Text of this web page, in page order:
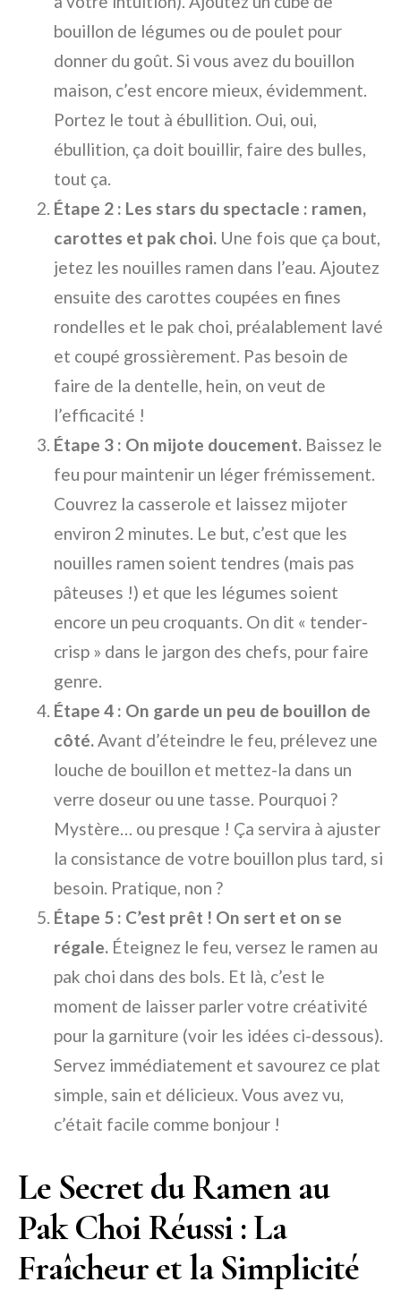
bouillon de légumes ou de poulet pour
donner du goût. Si vous avez du bouillon
maison, c’est encore mieux, évidemment.
Portez le tout à ébullition. Oui, oui,
ébullition, ça doit bouillir, faire des bulles,
tout ça.
Étape 2 : Les stars du spectacle : ramen,
carottes et pak choi. Une fois que ça bout,
jetez les nouilles ramen dans l’eau. Ajoutez
ensuite des carottes coupées en fines
rondelles et le pak choi, préalablement lavé
et coupé grossièrement. Pas besoin de
faire de la dentelle, hein, on veut de
l’efficacité !
Étape 3 : On mijote doucement. Baissez le
feu pour maintenir un léger frémissement.
Couvrez la casserole et laissez mijoter
environ 2 minutes. Le but, c’est que les
nouilles ramen soient tendres (mais pas
pâteuses !) et que les légumes soient
encore un peu croquants. On dit « tender-
crisp » dans le jargon des chefs, pour faire
genre.
Étape 4 : On garde un peu de bouillon de
côté.Avant d’éteindre le feu, prélevez une
louche de bouillon et mettez-la dans un
verre doseur ou une tasse. Pourquoi ?
Mystère… ou presque ! Ça servira à ajuster
la consistance de votre bouillon plus tard, si
besoin. Pratique, non ?
Étape 5 : C’est prêt ! On sert et on se
régale. Éteignez le feu, versez le ramen au
pak choi dans des bols. Et là, c’est le
moment de laisser parler votre créativité
pour la garniture (voir les idées ci-dessous).
Servez immédiatement et savourez ce plat
simple, sain et délicieux. Vous avez vu,
c’était facile comme bonjour !
Le Secret du Ramen au
Pak Choi Réussi : La
Fraîcheur et la Simplicité